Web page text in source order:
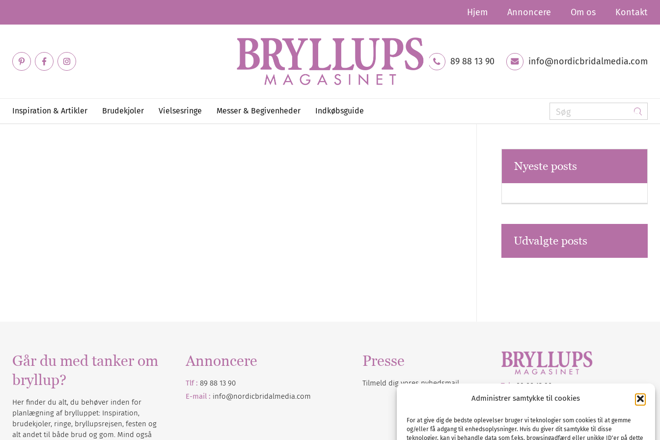
Administrer samtykke til cookies
For at give dig de bedste oplevelser bruger vi teknologier som cookies til at gemme
og/eller få adgang til enhedsoplysninger. Hvis du giver dit samtykke til disse
teknologier, kan vi behandle data som f.eks. browsingadfærd eller unikke ID'er på dette
Hjem Annoncere Om os Kontakt
89 88 13 90 info@nordicbridalmedia.com
Inspiration & Artikler Brudekjoler Vielsesringe Messer & Begivenheder Indkøbsguide
Nyeste posts
Udvalgte posts
Går du med tanker om
bryllup?
Her finder du alt, du behøver inden for
planlægning af brylluppet: Inspiration,
brudekjoler, ringe, bryllupsrejsen, festen og
alt andet til både brud og gom. Mind også
Annoncere
Tlf : 89 88 13 90
E-mail : info@nordicbridalmedia.com
Presse
Tilmeld dig vores nyhedsmail Tel :
89 88 13 90
E-post:info@nordicbridalmedia.com
© All rights reserved.
Org.nr: DK34787271